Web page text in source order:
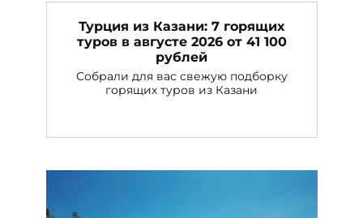
Турция из Казани: 7 горящих
туров в августе 2026 от 41 100
рублей
Собрали для вас свежую подборку
горящих туров из Казани